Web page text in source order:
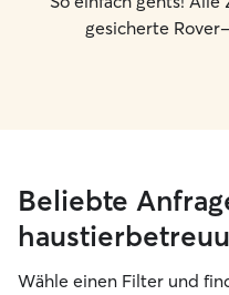
gesicherte
Beliebte
Wähle einen Filter und